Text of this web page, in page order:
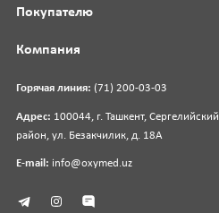
Горячая линия: (71) 200-03-03
Адрес: 100044, г. Ташкент, Сергелийский
район, ул. Безакчилик, д. 18А
E-mail: info@oxymed.uz
Покупателю
Компания